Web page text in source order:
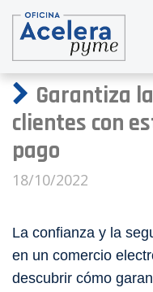
Garantiza
clientes con
pago
18/10/2022
La confianza y la
en un comercio
descubrir cómo